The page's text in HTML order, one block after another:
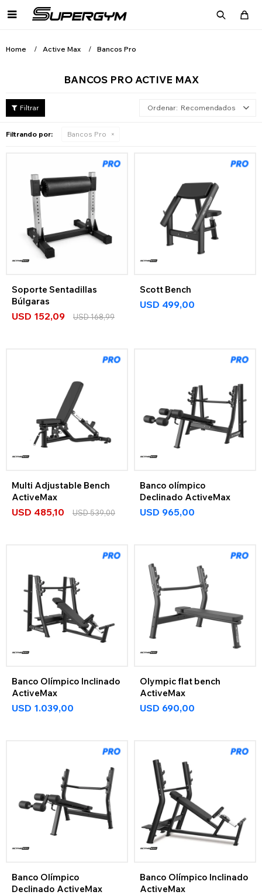

Home Active Max Bancos Pro
BANCOS PRO ACTIVE MAX
Recomendados
Filtrando por: Bancos Pro
Soporte Sentadillas
Búlgaras
USD 152,09 USD168,99
Scott Bench
USD 499,00
Multi Adjustable Bench
ActiveMax
USD 485,10 USD539,00
Banco olímpico
Declinado ActiveMax
USD 965,00
Banco Olímpico Inclinado
ActiveMax
USD 1.039,00
Olympic flat bench
ActiveMax
USD 690,00
Banco Olímpico
Declinado ActiveMax
Banco Olímpico Inclinado
ActiveMax